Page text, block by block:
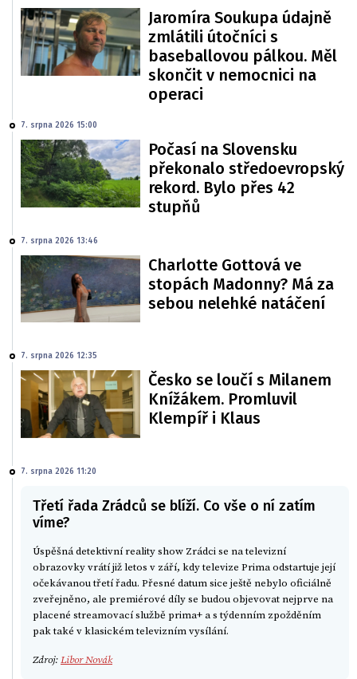
Jaromíra Soukupa údajně
zmlátili útočníci s
baseballovou pálkou. Měl
skončit v nemocnici na
operaci
7. srpna 2026 15:00
Počasí na Slovensku
překonalo středoevropský
rekord. Bylo přes 42
stupňů
7. srpna 2026 13:46
Charlotte Gottová ve
stopách Madonny? Má za
sebou nelehké natáčení
7. srpna 2026 12:35
Česko se loučí s Milanem
Knížákem. Promluvil
Klempíř i Klaus
7. srpna 2026 11:20
Třetí řada Zrádců se blíží. Co vše o ní zatím
víme?
Úspěšná detektivní reality show Zrádci se na televizní
obrazovky vrátí již letos v září, kdy televize Prima odstartuje její
očekávanou třetí řadu. Přesné datum sice ještě nebylo oficiálně
zveřejněno, ale premiérové díly se budou objevovat nejprve na
placené streamovací službě prima+ a s týdenním zpožděním
pak také v klasickém televizním vysílání.
Zdroj:Libor Novák